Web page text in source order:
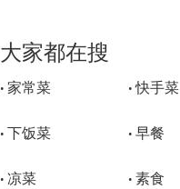
大家都在搜
• 家常菜 •快手菜
• 下饭菜 • 早餐
• 凉菜 • 素食